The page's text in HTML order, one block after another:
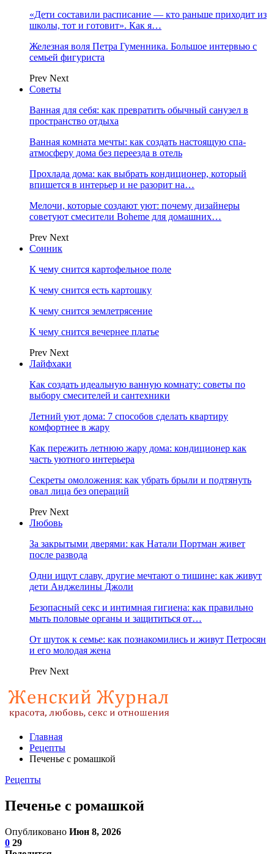
«Дети составили расписание — кто раньше приходит из
школы, тот и готовит». Как я…
Железная воля Петра Гуменника. Большое интервью с
семьей фигуриста
Prev Next
Советы
Ванная для себя: как превратить обычный санузел в
пространство отдыха
Ванная комната мечты: как создать настоящую спа-
атмосферу дома без переезда в отель
Прохлада дома: как выбрать кондиционер, который
впишется в интерьер и не разорит на…
Мелочи, которые создают уют: почему дизайнеры
советуют смесители Boheme для домашних…
Prev Next
Сонник
К чему снится картофельное поле
К чему снится есть картошку
К чему снится землетрясение
К чему снится вечернее платье
Prev Next
Лайфхаки
Как создать идеальную ванную комнату: советы по
выбору смесителей и сантехники
Летний уют дома: 7 способов сделать квартиру
комфортнее в жару
Как пережить летнюю жару дома: кондиционер как
часть уютного интерьера
Секреты омоложения: как убрать брыли и подтянуть
овал лица без операций
Prev Next
Любовь
За закрытыми дверями: как Натали Портман живет
после развода
Одни ищут славу, другие мечтают о тишине: как живут
дети Анджелины Джоли
Безопасный секс и интимная гигиена: как правильно
мыть половые органы и защититься от…
От шуток к семье: как познакомились и живут Петросян
и его молодая жена
Prev Next
Главная
Рецепты
Печенье с ромашкой
Рецепты
Печенье с ромашкой
Опубликовано Июн 8, 2026
0 29